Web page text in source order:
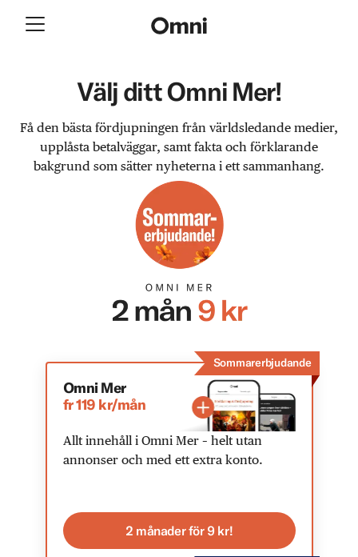
Välj ditt Omni Mer!
Få den bästa fördjupningen från världsledande medier,
upplåsta betalväggar, samt fakta och förklarande
bakgrund som sätter nyheterna i ett sammanhang.
Sommarerbjudande
Omni Mer
fr 119 kr/mån
Allt innehåll i Omni Mer – helt utan
annonser och med ett extra konto.
2 månader för 9 kr!